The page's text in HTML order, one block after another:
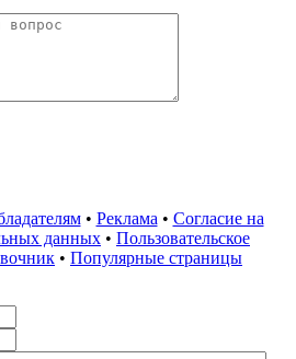
• Реклама • Согласие на
данных • Пользовательское
• Популярные страницы